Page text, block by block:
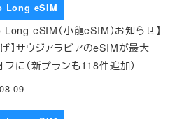
Long eSIM
Long eSIM（小龍eSIM）お知らせ】
げ】サウジアラビアのeSIMが最大
フに（新プランも118件追加）
09